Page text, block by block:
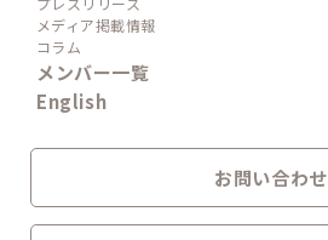
メディア掲載情報
コラム
メンバー一覧
English
お問い合わせ